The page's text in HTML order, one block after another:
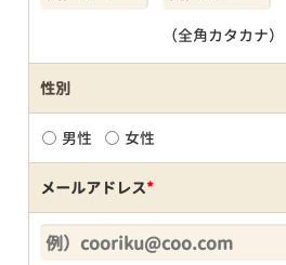
（全角カタカナ）
性別
男性 女性
メールアドレス*